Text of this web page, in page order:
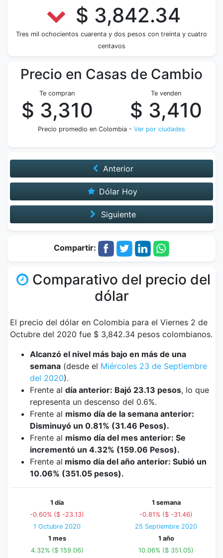
$ 3,842.34
Tres mil ochocientos cuarenta y dos pesos con treinta y cuatro
centavos
Precio en Casas de Cambio
Te compran
$ 3,310
Te venden
$ 3,410
Precio promedio en Colombia - Ver por ciudades
Anterior
Dólar Hoy
Siguiente
Compartir:
Comparativo del precio del
dólar
El precio del dólar en Colombia para el Viernes 2 de
Octubre del 2020 fue $ 3,842.34 pesos colombianos.
Alcanzó el nivel más bajo en más de una
semana (desde el Miércoles 23 de Septiembre
del 2020).
Frente al día anterior: Bajó 23.13 pesos, lo que
representa un descenso del 0.6%.
Frente al mismo día de la semana anterior:
Disminuyó un 0.81% (31.46 Pesos).
Frente al mismo día del mes anterior: Se
incrementó un 4.32% (159.06 Pesos).
Frente al mismo día del año anterior: Subió un
10.06% (351.05 pesos).
1 día
-0.60% ($ -23.13)
1 Octubre 2020
1 semana
-0.81% ($ -31.46)
25 Septiembre 2020
1 mes
4.32% ($ 159.06)
1 año
10.06% ($ 351.05)